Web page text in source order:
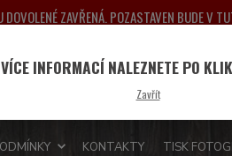
ZAVŘENÁ. POZASTAVEN BUDE V
KONTAKTY TISK
VÍCE INFORMACÍ NALEZNETE PO
Zavřít